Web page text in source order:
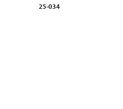
25-034